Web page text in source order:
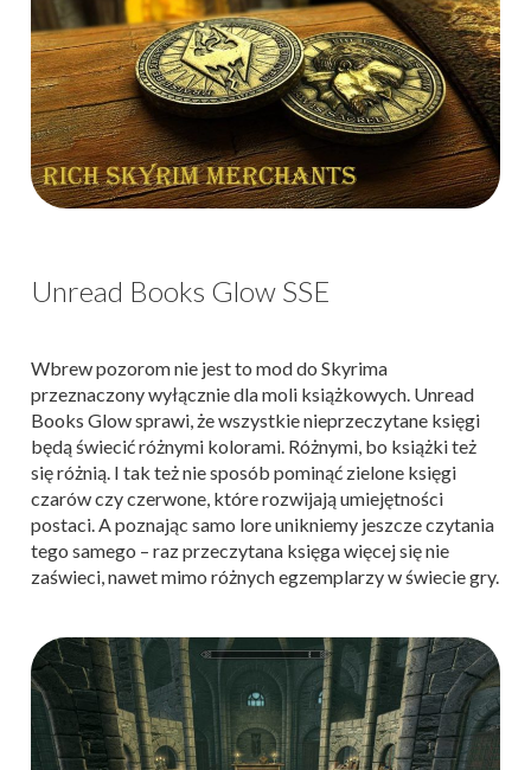
Unread Books Glow SSE
Wbrew pozorom nie jest to mod do Skyrima
przeznaczony wyłącznie dla moli książkowych. Unread
Books Glow sprawi, że wszystkie nieprzeczytane księgi
będą świecić różnymi kolorami. Różnymi, bo książki też
się różnią. I tak też nie sposób pominąć zielone księgi
czarów czy czerwone, które rozwijają umiejętności
postaci. A poznając samo lore unikniemy jeszcze czytania
tego samego – raz przeczytana księga więcej się nie
zaświeci, nawet mimo różnych egzemplarzy w świecie gry.